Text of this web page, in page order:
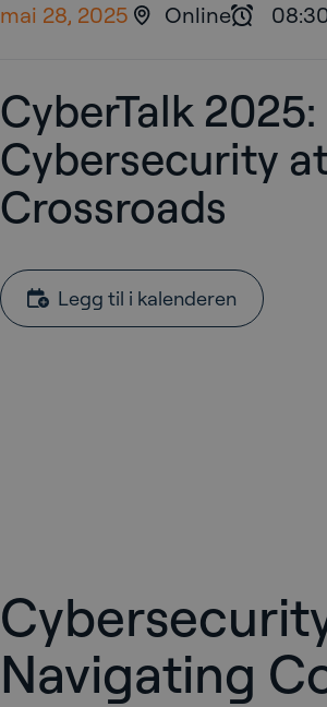
mai 28, 2025 Online
CyberTalk 2025:
Cybersecurity
Crossroads
Legg til i kalenderen
Navigating